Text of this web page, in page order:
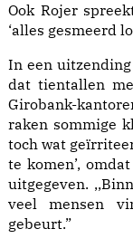
Ook Rojer
‘alles gesmeerd
In een
dat tientallen
Girobank-
raken sommige
toch wat
te komen’,
uitgegeven.
veel mensen
gebeurt.”